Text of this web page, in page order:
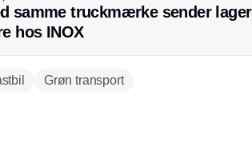
samme truckmærke sender
hos INOX
Grøn transport